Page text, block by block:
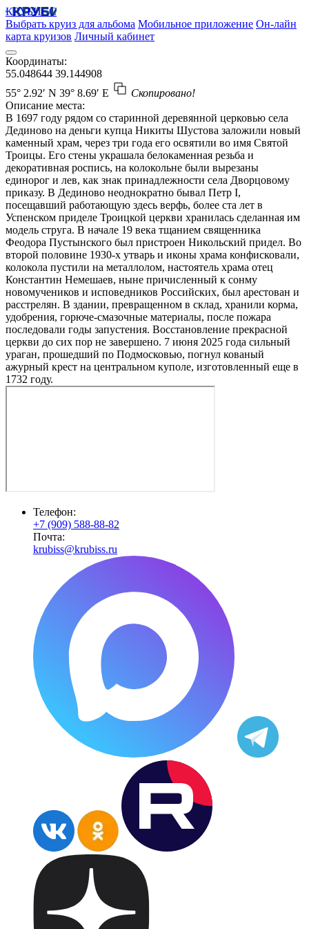
КРУБИСС
Выбрать круиз для альбома Мобильное приложение Он-лайн
карта круизов Личный кабинет
Координаты:
55.048644 39.144908
55° 2.92′ N 39° 8.69′ E
Скопировано!
Описание места:
В 1697 году рядом со старинной деревянной церковью села
Дединово на деньги купца Никиты Шустова заложили новый
каменный храм, через три года его освятили во имя Святой
Троицы. Его стены украшала белокаменная резьба и
декоративная роспись, на колокольне были вырезаны
единорог и лев, как знак принадлежности села Дворцовому
приказу. В Дединово неоднократно бывал Петр I,
посещавший работающую здесь верфь, более ста лет в
Успенском приделе Троицкой церкви хранилась сделанная им
модель струга. В начале 19 века тщанием священника
Феодора Пустынского был пристроен Никольский придел. Во
второй половине 1930-х утварь и иконы храма конфисковали,
колокола пустили на металлолом, настоятель храма отец
Константин Немешаев, ныне причисленный к сонму
новомучеников и исповедников Российских, был арестован и
расстрелян. В здании, превращенном в склад, хранили корма,
удобрения, горюче-смазочные материалы, после пожара
последовали годы запустения. Восстановление прекрасной
церкви до сих пор не завершено. 7 июня 2025 года сильный
ураган, прошедший по Подмосковью, погнул кованый
ажурный крест на центральном куполе, изготовленный еще в
1732 году.
Телефон:
+7 (909) 588-88-82
Почта:
krubiss@krubiss.ru